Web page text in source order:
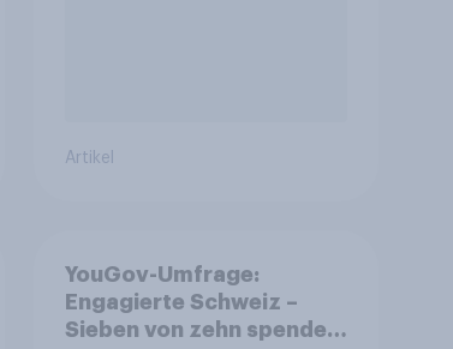
Artikel
YouGov-Umfrage:
Engagierte Schweiz –
Sieben von zehn spenden,